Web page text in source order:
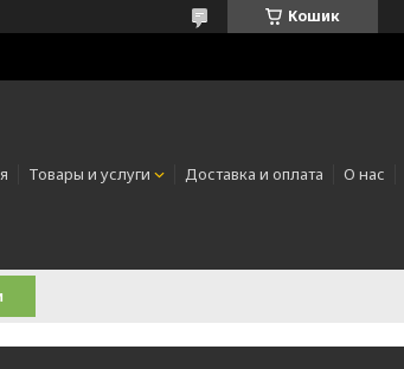
Кошик
Товары и услуги Доставка и оплата О нас